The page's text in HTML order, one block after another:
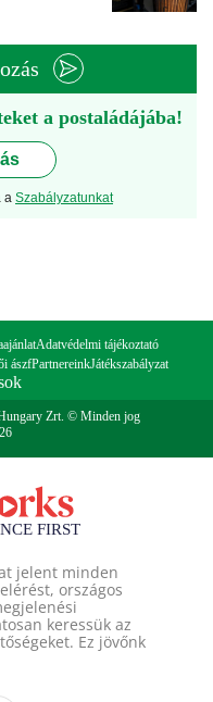
a postaládájába!
a Szabályzatunkat
Adatvédelmi tájékoztató
ászfPartnereinkJátékszabályzat
Zrt. © Minden jog
jelent minden
országos
keressük az
Ez jövőnk